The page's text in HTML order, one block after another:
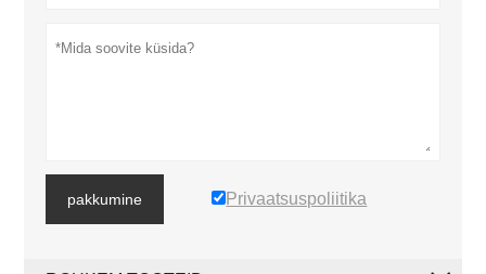
pakkumine Privaatsuspoliitika